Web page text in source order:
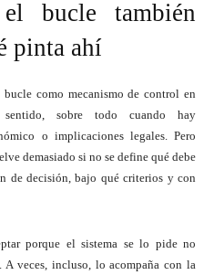
bucle también
pinta ahí
como mecanismo de control en
sentido, sobre todo cuando hay
o implicaciones legales. Pero
demasiado si no se define qué debe
de decisión, bajo qué criterios y con
porque el sistema se lo pide no
A veces, incluso, lo acompaña con la